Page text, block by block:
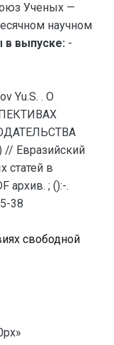
Ученых —
научном
в выпуске: -
Yu.S. . О
Евразийский
статей в
архив. ; ():-.
38
свободной